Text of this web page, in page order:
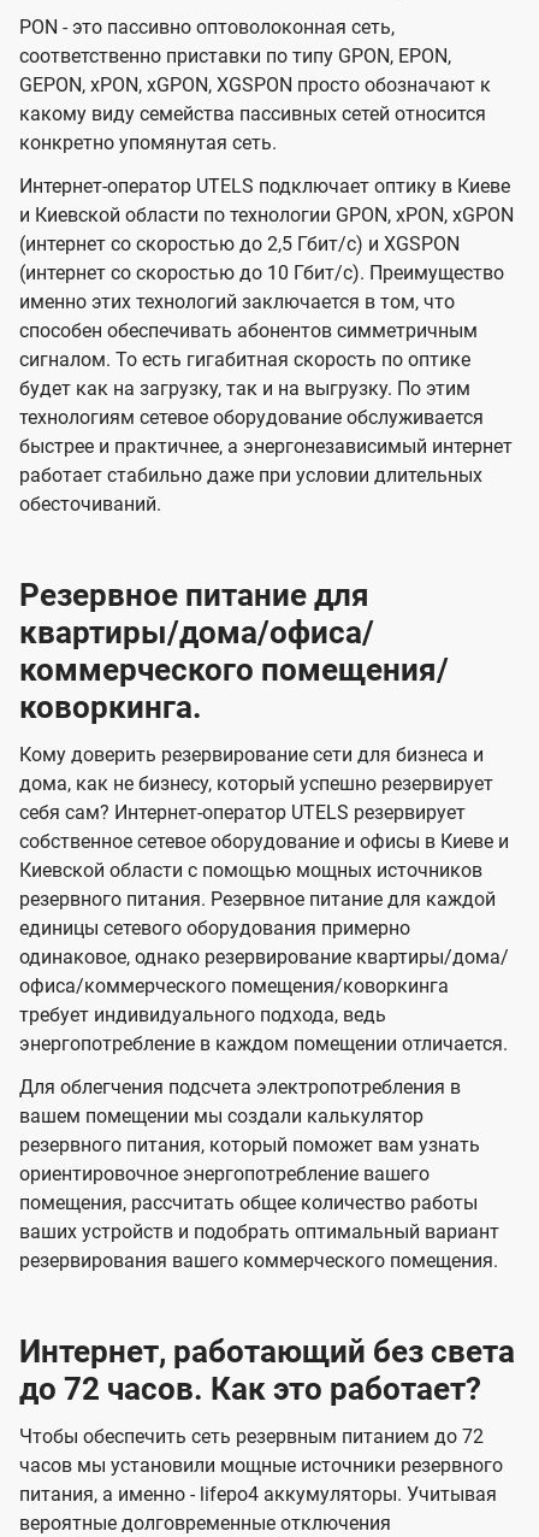
PON - это пассивно оптоволоконная сеть,
соответственно приставки по типу GPON, EPON,
GEPON, xPON, xGPON, XGSPON просто обозначают к
какому виду семейства пассивных сетей относится
конкретно упомянутая сеть.
Интернет-оператор UTELS подключает оптику в Киеве
и Киевской области по технологии GPON, xPON, xGPON
(интернет со скоростью до 2,5 Гбит/с) и XGSPON
(интернет со скоростью до 10 Гбит/с). Преимущество
именно этих технологий заключается в том, что
способен обеспечивать абонентов симметричным
сигналом. То есть гигабитная скорость по оптике
будет как на загрузку, так и на выгрузку. По этим
технологиям сетевое оборудование обслуживается
быстрее и практичнее, а энергонезависимый интернет
работает стабильно даже при условии длительных
обесточиваний.
Резервное питание для
квартиры/дома/офиса/
коммерческого помещения/
коворкинга.
Кому доверить резервирование сети для бизнеса и
дома, как не бизнесу, который успешно резервирует
себя сам? Интернет-оператор UTELS резервирует
собственное сетевое оборудование и офисы в Киеве и
Киевской области с помощью мощных источников
резервного питания. Резервное питание для каждой
единицы сетевого оборудования примерно
одинаковое, однако резервирование квартиры/дома/
офиса/коммерческого помещения/коворкинга
требует индивидуального подхода, ведь
энергопотребление в каждом помещении отличается.
Для облегчения подсчета электропотребления в
вашем помещении мы создали калькулятор
резервного питания, который поможет вам узнать
ориентировочное энергопотребление вашего
помещения, рассчитать общее количество работы
ваших устройств и подобрать оптимальный вариант
резервирования вашего коммерческого помещения.
Интернет, работающий без света
до 72 часов. Как это работает?
Чтобы обеспечить сеть резервным питанием до 72
часов мы установили мощные источники резервного
питания, а именно - lifepo4 аккумуляторы. Учитывая
вероятные долговременные отключения